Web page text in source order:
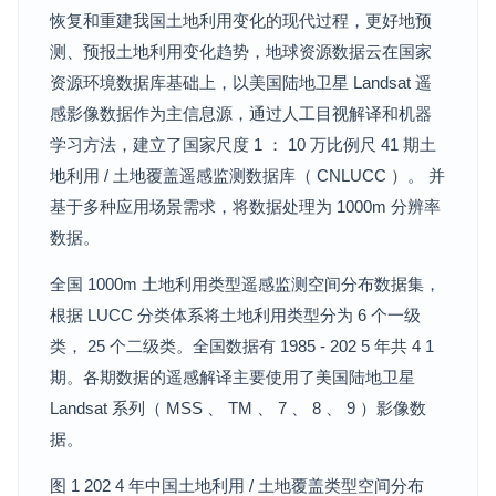
恢复和重建我国土地利用变化的现代过程，更好地预
测、预报土地利用变化趋势，地球资源数据云在国家
资源环境数据库基础上，以美国陆地卫星 Landsat 遥
感影像数据作为主信息源，通过人工目视解译和机器
学习方法，建立了国家尺度 1 ： 10 万比例尺 41 期土
地利用 / 土地覆盖遥感监测数据库（ CNLUCC ）。 并
基于多种应用场景需求，将数据处理为 1000m 分辨率
数据。
全国 1000m 土地利用类型遥感监测空间分布数据集，
根据 LUCC 分类体系将土地利用类型分为 6 个一级
类， 25 个二级类。全国数据有 1985 - 202 5 年共 4 1
期。各期数据的遥感解译主要使用了美国陆地卫星
Landsat 系列（ MSS 、 TM 、 7 、 8 、 9 ）影像数
据。
图 1 202 4 年中国土地利用 / 土地覆盖类型空间分布